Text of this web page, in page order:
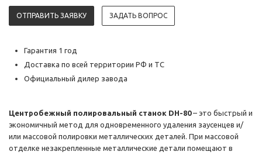
ОТПРАВИТЬ ЗАЯВКУ ЗАДАТЬ ВОПРОС
Гарантия 1 год
Доставка по всей территории РФ и ТС
Официальный дилер завода
Центробежный полировальный станок DH-80– это быстрый и
экономичный метод для одновременного удаления заусенцев и/
или массовой полировки металлических деталей. При массовой
отделке незакрепленные металлические детали помещают в